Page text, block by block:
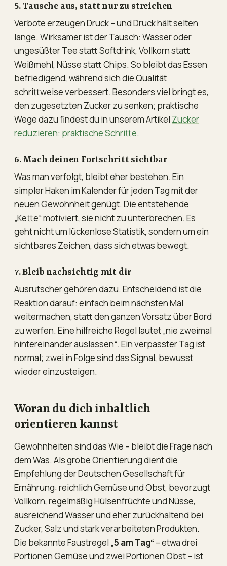
5. Tausche aus, statt nur zu streichen
Verbote erzeugen Druck – und Druck hält selten
lange. Wirksamer ist der Tausch: Wasser oder
ungesüßter Tee statt Softdrink, Vollkorn statt
Weißmehl, Nüsse statt Chips. So bleibt das Essen
befriedigend, während sich die Qualität
schrittweise verbessert. Besonders viel bringt es,
den zugesetzten Zucker zu senken; praktische
Wege dazu findest du in unserem Artikel Zucker
reduzieren: praktische Schritte.
6. Mach deinen Fortschritt sichtbar
Was man verfolgt, bleibt eher bestehen. Ein
simpler Haken im Kalender für jeden Tag mit der
neuen Gewohnheit genügt. Die entstehende
„Kette“ motiviert, sie nicht zu unterbrechen. Es
geht nicht um lückenlose Statistik, sondern um ein
sichtbares Zeichen, dass sich etwas bewegt.
7. Bleib nachsichtig mit dir
Ausrutscher gehören dazu. Entscheidend ist die
Reaktion darauf: einfach beim nächsten Mal
weitermachen, statt den ganzen Vorsatz über Bord
zu werfen. Eine hilfreiche Regel lautet „nie zweimal
hintereinander auslassen“. Ein verpasster Tag ist
normal; zwei in Folge sind das Signal, bewusst
wieder einzusteigen.
Woran du dich inhaltlich
orientieren kannst
Gewohnheiten sind das Wie – bleibt die Frage nach
dem Was. Als grobe Orientierung dient die
Empfehlung der Deutschen Gesellschaft für
Ernährung: reichlich Gemüse und Obst, bevorzugt
Vollkorn, regelmäßig Hülsenfrüchte und Nüsse,
ausreichend Wasser und eher zurückhaltend bei
Zucker, Salz und stark verarbeiteten Produkten.
Die bekannte Faustregel „5 am Tag“ – etwa drei
Portionen Gemüse und zwei Portionen Obst – ist